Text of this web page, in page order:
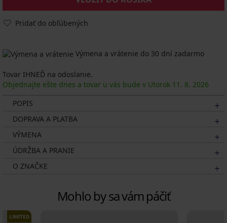
Pridať do obľúbených
Výmena a vrátenie do 30 dní zadarmo
Tovar IHNEĎ na odoslanie.
Objednajte ešte dnes a tovar u vás bude v Utorok 11. 8. 2026
POPIS
DOPRAVA A PLATBA
VÝMENA
ÚDRŽBA A PRANIE
O ZNAČKE
Mohlo by sa vám páčiť
LIMITED